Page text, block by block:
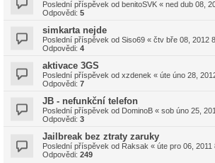
Poslední příspěvek od benitoSVK « ned dub 08,
Odpovědi: 5
simkarta nejde
Poslední příspěvek od Siso69 « čtv bře 08, 2012
Odpovědi: 4
aktivace 3GS
Poslední příspěvek od xzdenek « úte úno 28,
Odpovědi: 7
JB - nefunkční telefon
Poslední příspěvek od DominoB « sob úno 25,
Odpovědi: 3
Jailbreak bez ztraty zaruky
Poslední příspěvek od Raksak « úte pro 06, 2011
Odpovědi: 249